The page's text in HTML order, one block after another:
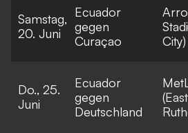
Samstag,
20. Juni
Ecuador
gegen
Curaçao
City)
Do., 25.
Juni
Ecuador
gegen
Deutschland
(East